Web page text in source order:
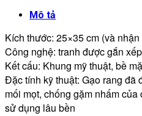
Mô tả
Kích thước: 25×35 cm (và
Công nghệ: tranh được gắn
Kết cấu: Khung mỹ thuật, bề
Đặc tính kỹ thuật: Gạo rang đã
mối mọt, chống gặm nhấm
sử dụng lâu bền